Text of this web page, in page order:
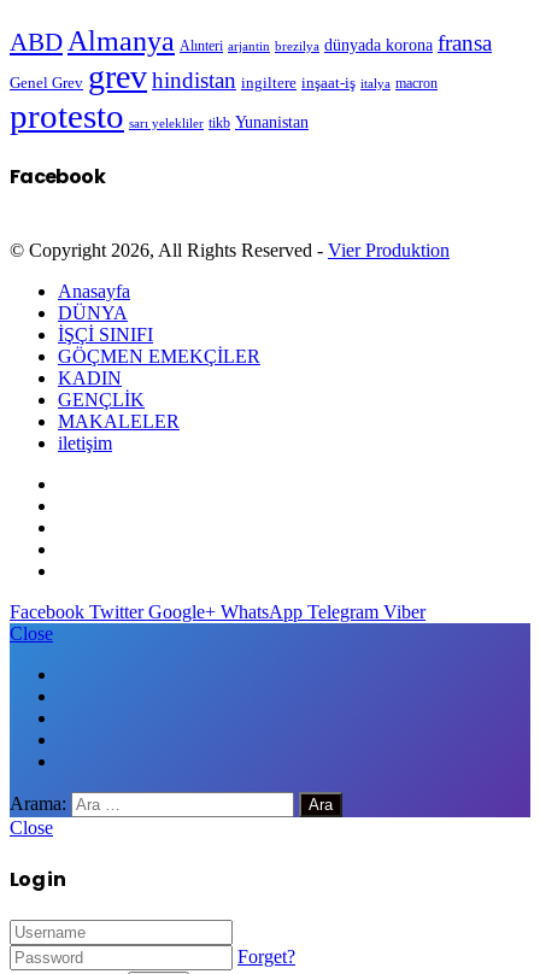
ABD Almanya Alınteri arjantin brezilya dünyada korona fransa
Genel Grev grevhindistan ingiltere inşaat-iş italya macron
protesto sarı yelekliler tikb Yunanistan
Facebook
© Copyright 2026, All Rights Reserved - Vier Produktion
Anasayfa
DÜNYA
İŞÇİ SINIFI
GÖÇMEN EMEKÇİLER
KADIN
GENÇLİK
MAKALELER
iletişim
Facebook Twitter Google+ WhatsApp Telegram Viber
Close
Arama:
Close
Log in
Forget?